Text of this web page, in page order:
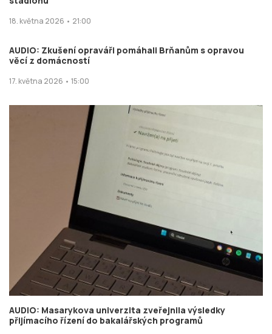
18. května 2026 • 21:00
AUDIO: Zkušení opraváři pomáhali Brňanům s opravou
věcí z domácností
17. května 2026 • 15:00
AUDIO: Masarykova univerzita zveřejnila výsledky
přijímacího řízení do bakalářských programů